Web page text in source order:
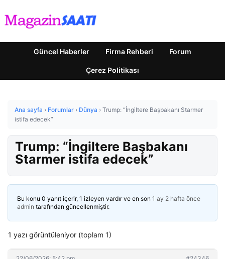
Güncel Haberler Firma Rehberi Forum
Çerez Politikası
Ana sayfa › Forumlar › Dünya › Trump: “İngiltere Başbakanı Starmer
istifa edecek”
Trump: “İngiltere Başbakanı
Starmer istifa edecek”
Bu konu 0 yanıt içerir, 1 izleyen vardır ve en son 1 ay 2 hafta önce
admin tarafından güncellenmiştir.
1 yazı görüntüleniyor (toplam 1)